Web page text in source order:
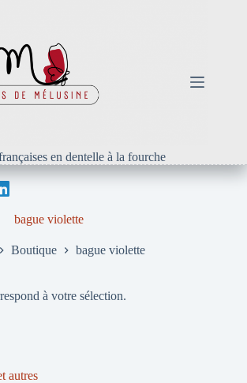
en dentelle à la fourche
bague violette
Boutique bague violette
à votre sélection.
autres